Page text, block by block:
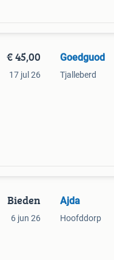
€ 45,00
17 jul 26
Goedguod
Tjalleberd
Bieden
6 jun 26
Ajda
Hoofddorp